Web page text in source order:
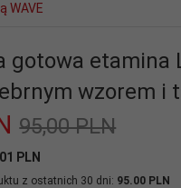
WAVE
gotowa etamina
wzorem i
95,00 PLN
PLN
z ostatnich 30 dni: 95.00 PLN